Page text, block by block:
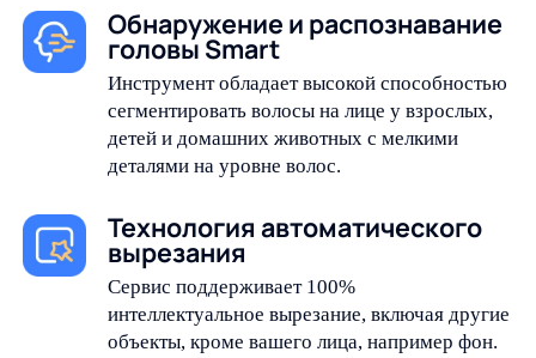
Обнаружение и распознавание
головы Smart
Инструмент обладает высокой способностью
сегментировать волосы на лице у взрослых,
детей и домашних животных с мелкими
деталями на уровне волос.
Технология автоматического
вырезания
Сервис поддерживает 100%
интеллектуальное вырезание, включая другие
объекты, кроме вашего лица, например фон.